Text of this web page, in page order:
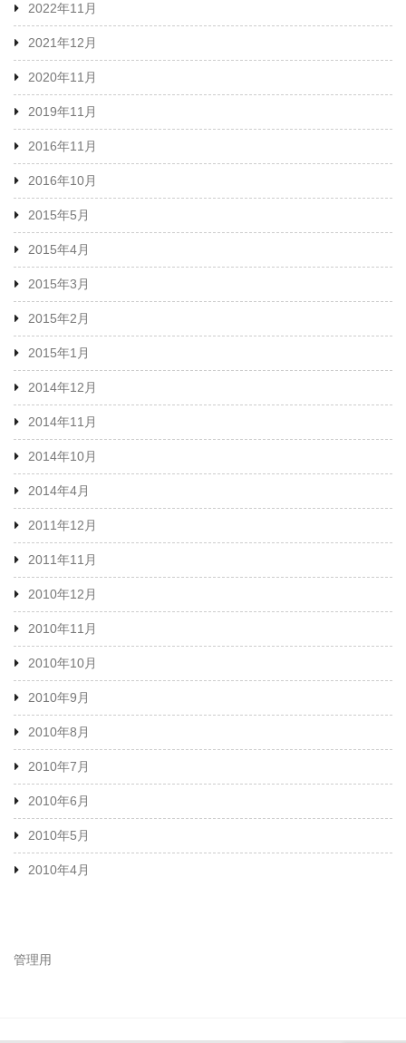
2022年11月
2021年12月
2020年11月
2019年11月
2016年11月
2016年10月
2015年5月
2015年4月
2015年3月
2015年2月
2015年1月
2014年12月
2014年11月
2014年10月
2014年4月
2011年12月
2011年11月
2010年12月
2010年11月
2010年10月
2010年9月
2010年8月
2010年7月
2010年6月
2010年5月
2010年4月
管理用